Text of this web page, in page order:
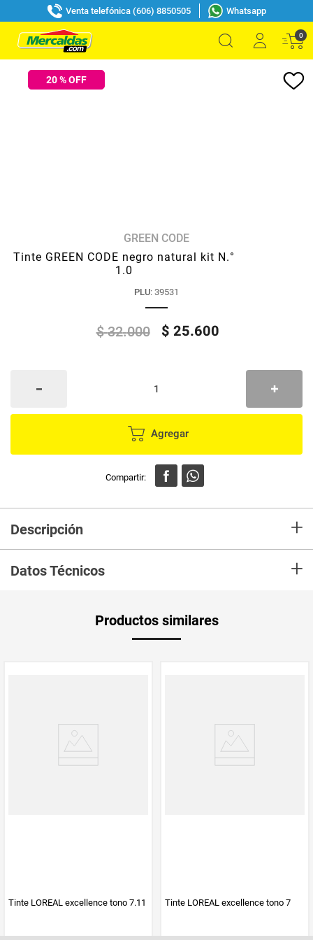
Venta telefónica (606) 8850505 Whatsapp
0
20% OFF
GREEN CODE
Tinte GREEN CODE negro natural kit N.°
1.0
PLU: 39531
$ 32.000 $ 25.600
Agregar
Descripción +
contiene Crema de color sin amoniaco x 50 g con ingredientes de origen
natural: Quinoa, Aceite de Argán y Mantequilla de Murumuru.
Datos Técnicos +
Productos similares
$33.100 $33.100